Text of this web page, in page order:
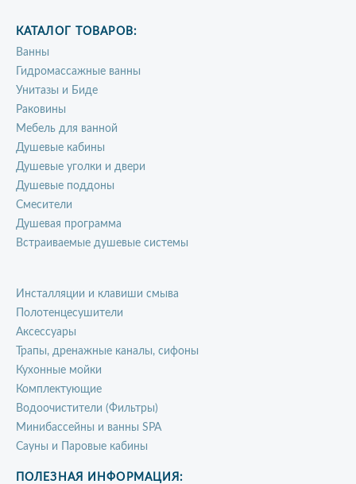
КАТАЛОГ ТОВАРОВ:
Ванны
Гидромассажные ванны
Унитазы и Биде
Раковины
Мебель для ванной
Душевые кабины
Душевые уголки и двери
Душевые поддоны
Смесители
Душевая программа
Встраиваемые душевые системы
Инсталляции и клавиши смыва
Полотенцесушители
Аксессуары
Трапы, дренажные каналы, сифоны
Кухонные мойки
Комплектующие
Водоочистители (Фильтры)
Минибассейны и ванны SPA
Сауны и Паровые кабины
ПОЛЕЗНАЯ ИНФОРМАЦИЯ: